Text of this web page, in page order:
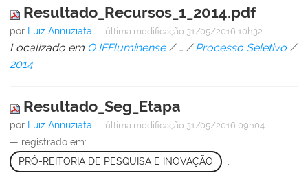
Resultado_Recursos_1_2014.pdf
por Luiz Annuziata — última modificação 31/05/2016 10h32
Localizado em O IFFluminense /… /Processo Seletivo /
2014
Resultado_Seg_Etapa
por Luiz Annuziata — última modificação 31/05/2016 09h04
— registrado em:
PRÓ-REITORIA DE PESQUISA E INOVAÇÃO
,